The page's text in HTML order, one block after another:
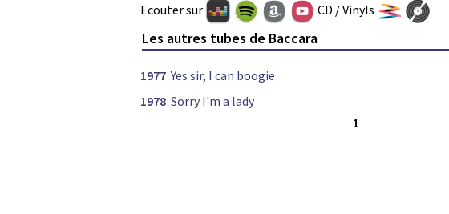
Ecouter sur CD / Vinyls
Les autres tubes de Baccara
1977 Yes sir, I can boogie
1978 Sorry I'm a lady
1